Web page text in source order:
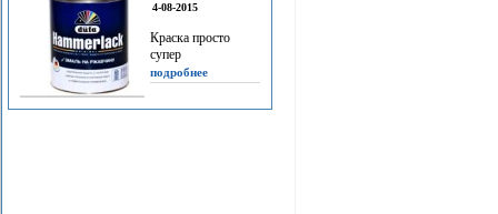
4-08-2015
Краска просто
супер
подробнее